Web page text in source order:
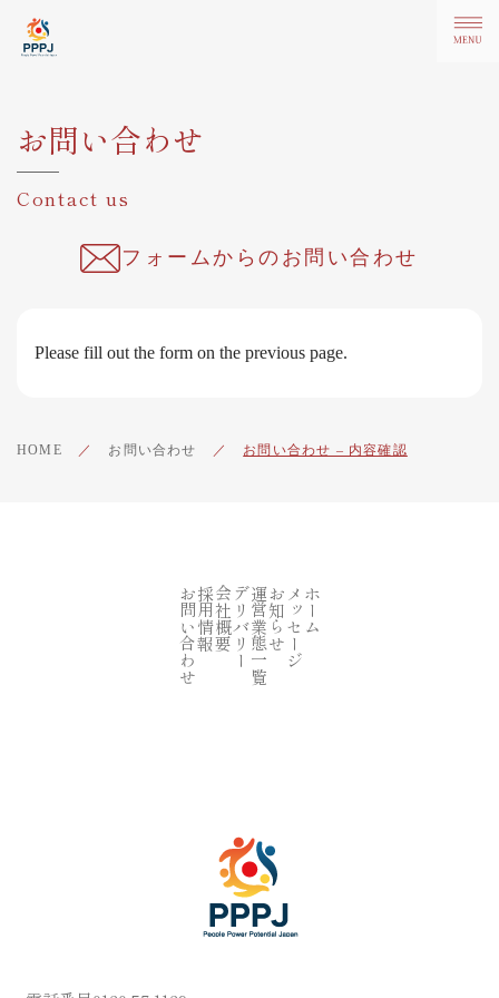
お問い合わせ
Contact us
フォームからのお問い合わせ
Please fill out the form on the previous page.
HOME ／ お問い合わせ ／ お問い合わせ – 内容確認
ホーム
メッセージ
お知らせ
運営業態一覧
デリバリー
会社概要
採用情報
お問い合わせ